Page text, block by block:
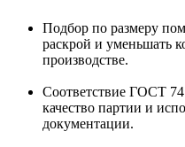
Подбор по размеру
раскрой и уменьшать
производстве.
Соответствие ГОСТ
качество партии и
документации.